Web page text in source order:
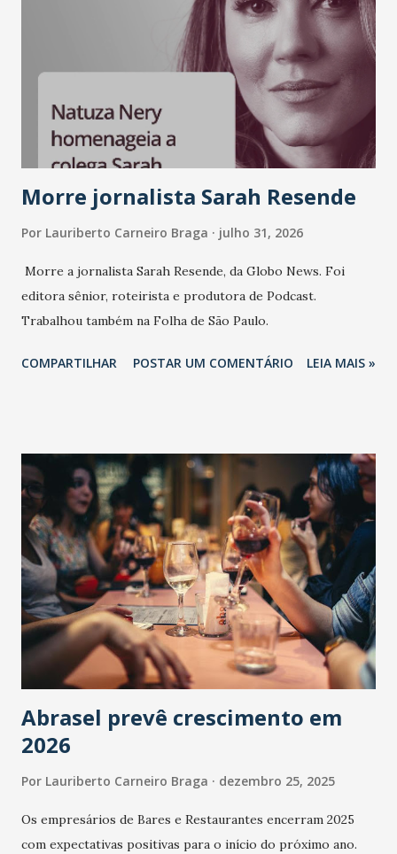
Morre jornalista Sarah Resende
Por Lauriberto Carneiro Braga julho 31, 2026
Morre a jornalista Sarah Resende, da Globo News. Foi
editora sênior, roteirista e produtora de Podcast.
Trabalhou também na Folha de São Paulo.
COMPARTILHAR POSTAR UM COMENTÁRIO LEIA MAIS »
Abrasel prevê crescimento em
2026
Por Lauriberto Carneiro Braga dezembro 25, 2025
Os empresários de Bares e Restaurantes encerram 2025
com expectativas positivas para o início do próximo ano.